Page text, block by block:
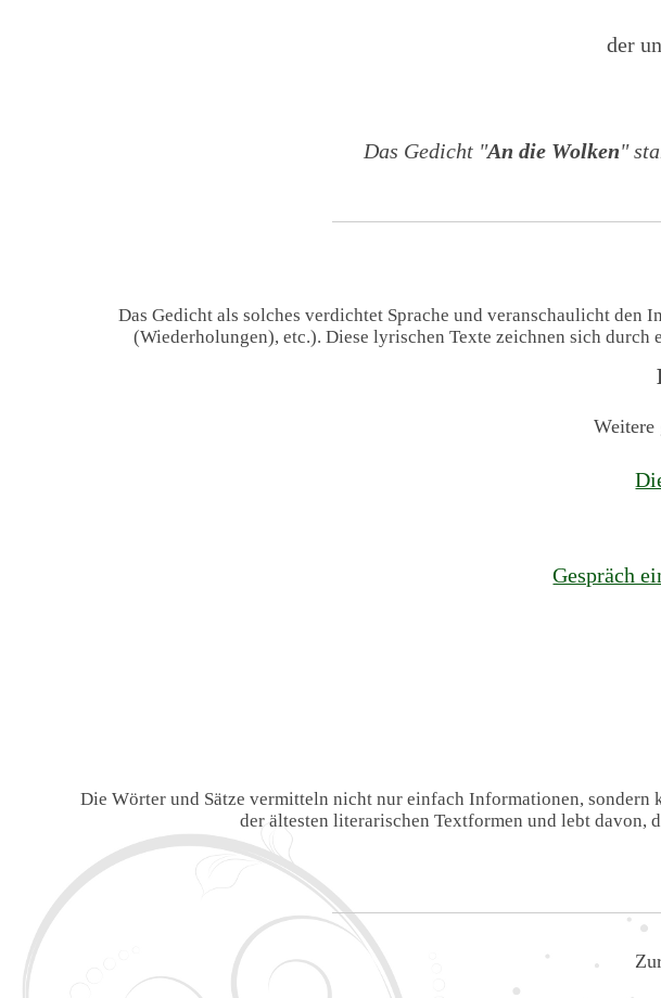
der
Das Gedicht "An die Wolken"
Das Gedicht als solches verdichtet Sprache und veranschaulicht
(Wiederholungen), etc.). Diese lyrischen Texte zeichnen sich
Weitere
Gespräch
Die Wörter und Sätze vermitteln nicht nur einfach Informationen, sondern
der ältesten literarischen Textformen und lebt davon,